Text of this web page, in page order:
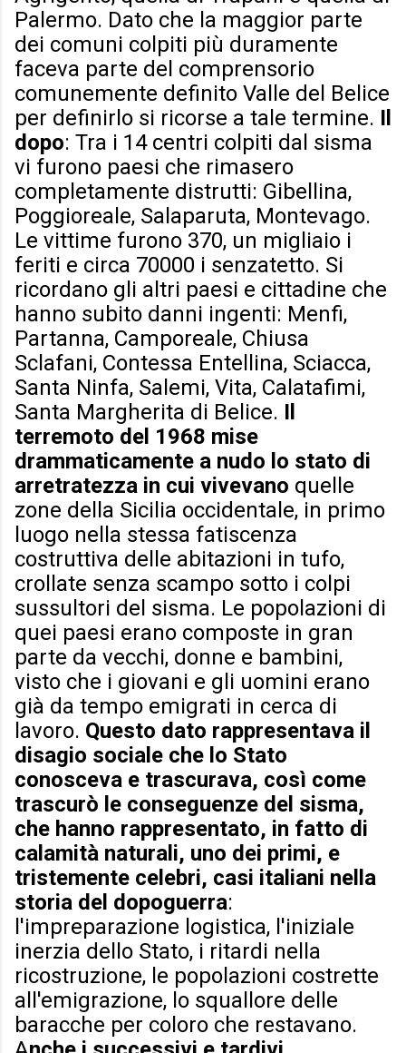
Palermo. Dato che la maggior parte
dei comuni colpiti più duramente
faceva parte del comprensorio
comunemente definito Valle del Belice
per definirlo si ricorse a tale termine. Il
dopo: Tra i 14 centri colpiti dal sisma
vi furono paesi che rimasero
completamente distrutti: Gibellina,
Poggioreale, Salaparuta, Montevago.
Le vittime furono 370, un migliaio i
feriti e circa 70000 i senzatetto. Si
ricordano gli altri paesi e cittadine che
hanno subito danni ingenti: Menfi,
Partanna, Camporeale, Chiusa
Sclafani, Contessa Entellina, Sciacca,
Santa Ninfa, Salemi, Vita, Calatafimi,
Santa Margherita di Belice. Il
terremoto del 1968 mise
drammaticamente a nudo lo stato di
arretratezza in cui vivevano quelle
zone della Sicilia occidentale, in primo
luogo nella stessa fatiscenza
costruttiva delle abitazioni in tufo,
crollate senza scampo sotto i colpi
sussultori del sisma. Le popolazioni di
quei paesi erano composte in gran
parte da vecchi, donne e bambini,
visto che i giovani e gli uomini erano
già da tempo emigrati in cerca di
lavoro. Questo dato rappresentava il
disagio sociale che lo Stato
conosceva e trascurava, così come
trascurò le conseguenze del sisma,
che hanno rappresentato, in fatto di
calamità naturali, uno dei primi, e
tristemente celebri, casi italiani nella
storia del dopoguerra:
l'impreparazione logistica, l'iniziale
inerzia dello Stato, i ritardi nella
ricostruzione, le popolazioni costrette
all'emigrazione, lo squallore delle
baracche per coloro che restavano.